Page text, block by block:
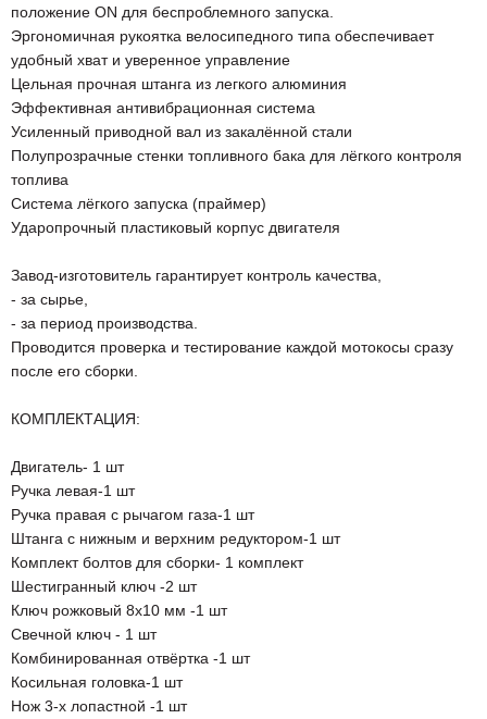
положение ON для беспроблемного запуска.
Эргономичная рукоятка велосипедного типа обеспечивает
удобный хват и уверенное управление
Цельная прочная штанга из легкого алюминия
Эффективная антивибрационная система
Усиленный приводной вал из закалённой стали
Полупрозрачные стенки топливного бака для лёгкого контроля
топлива
Система лёгкого запуска (праймер)
Ударопрочный пластиковый корпус двигателя
Завод-изготовитель гарантирует контроль качества,
- за сырье,
- за период производства.
Проводится проверка и тестирование каждой мотокосы сразу
после его сборки.
КОМПЛЕКТАЦИЯ:
Двигатель- 1 шт
Ручка левая-1 шт
Ручка правая с рычагом газа-1 шт
Штанга с нижным и верхним редуктором-1 шт
Комплект болтов для сборки- 1 комплект
Шестигранный ключ -2 шт
Ключ рожковый 8х10 мм -1 шт
Свечной ключ - 1 шт
Комбинированная отвёртка -1 шт
Косильная головка-1 шт
Нож 3-х лопастной -1 шт